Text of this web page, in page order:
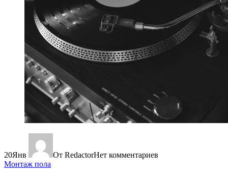
20Янв От RedactorНет комментариев
Монтаж пола